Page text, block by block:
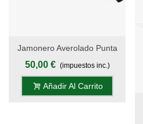
Jamonero Averolado Punta
Redonda 30 Cm - Mango
50,00 € (impuestos inc.)
Añadir Al Carrito